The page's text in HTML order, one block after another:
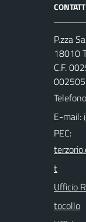
P.zza
18010
C.F.
E-mail:
PEC:
Ufficio
tocollo